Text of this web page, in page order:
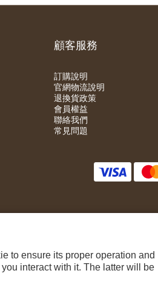
to ensure its proper operation and
interact with it. The latter will be
顧客服務
訂購說明
官網物流說明
退換貨政策
會員權益
聯絡我們
常見問題
近期詐騙猖獗